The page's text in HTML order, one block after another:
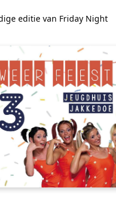
editie van Friday Night